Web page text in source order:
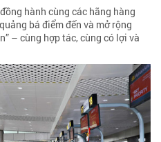
hành cùng các hãng hàng
bá điểm đến và mở rộng
– cùng hợp tác, cùng có lợi và